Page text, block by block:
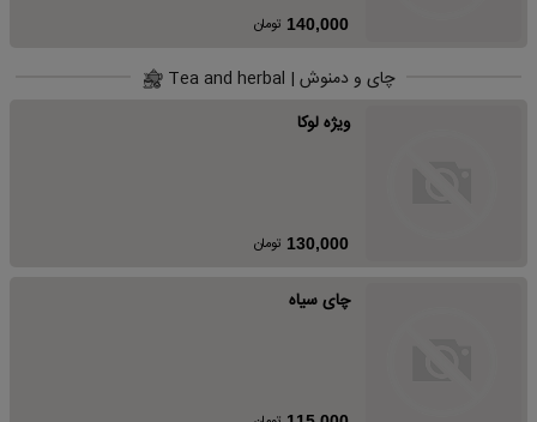
140,000 تومان
چای و دمنوش | Tea and herbal
ویژه لوکا
130,000 تومان
چای سیاه